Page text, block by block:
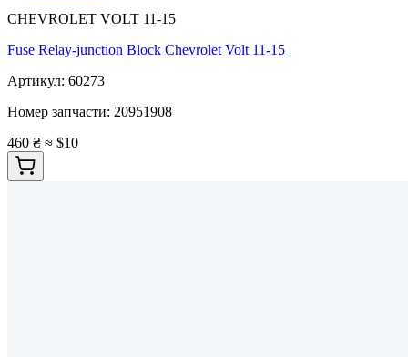
CHEVROLET VOLT 11-15
Fuse Relay-junction Block Chevrolet Volt 11-15
Артикул: 60273
Номер запчасти: 20951908
460 ₴ ≈ $10